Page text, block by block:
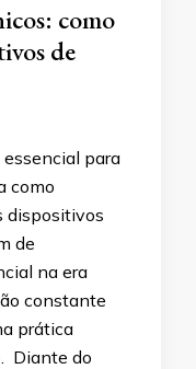
como
de
para
como
dispositivos
de
na era
constante
prática
Diante do